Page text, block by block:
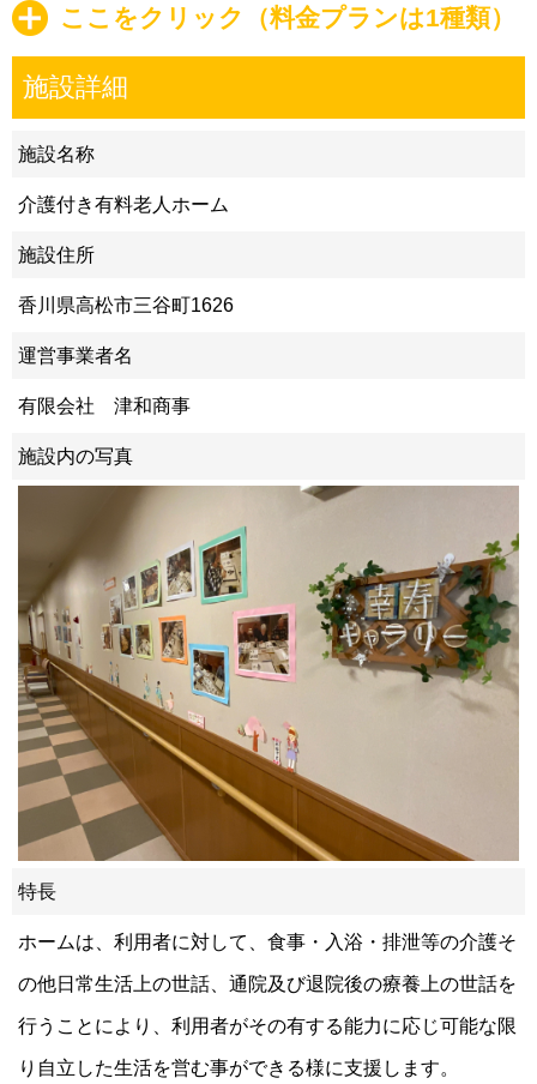
ここをクリック（料金プランは1種類）
施設詳細
施設名称
介護付き有料老人ホーム
施設住所
香川県高松市三谷町1626
運営事業者名
有限会社 津和商事
施設内の写真
特長
ホームは、利用者に対して、食事・入浴・排泄等の介護そ
の他日常生活上の世話、通院及び退院後の療養上の世話を
行うことにより、利用者がその有する能力に応じ可能な限
り自立した生活を営む事ができる様に支援します。